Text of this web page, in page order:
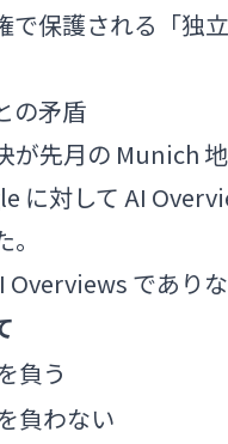
で保護される「独
の矛盾
が先月の Munich
に対して AI
でありな
負う
負わない